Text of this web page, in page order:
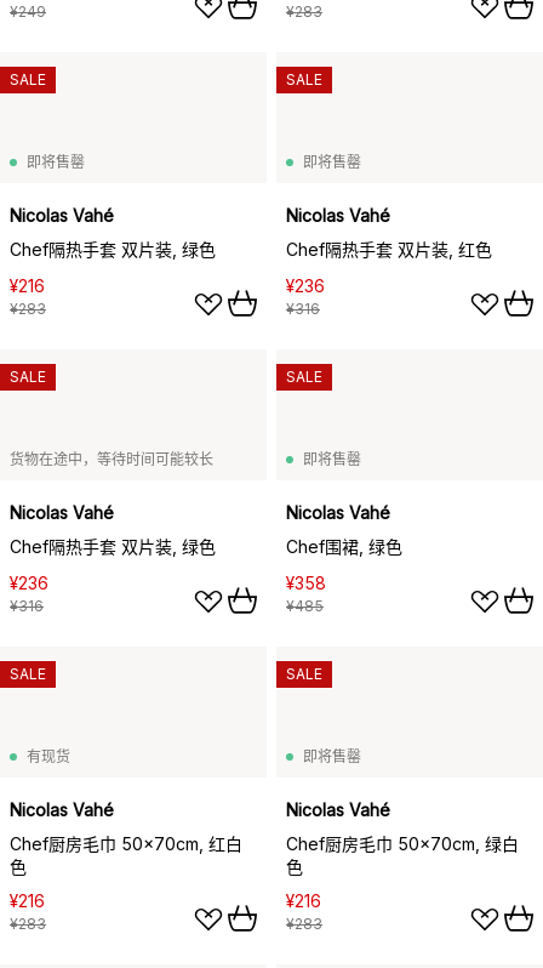
¥249 ¥283
即将售罄
Nicolas Vahé
Chef隔热手套 双片装, 绿色
¥216
¥283
SALE
即将售罄
Nicolas Vahé
Chef隔热手套 双片装, 红色
¥236
¥316
SALE
货物在途中，等待时间可能较长
Nicolas Vahé
Chef隔热手套 双片装, 绿色
¥236
¥316
SALE
即将售罄
Nicolas Vahé
Chef围裙, 绿色
¥358
¥485
SALE
有现货
Nicolas Vahé
Chef厨房毛巾 50x70cm, 红白
色
¥216
¥283
SALE
即将售罄
Nicolas Vahé
Chef厨房毛巾 50x70cm, 绿白
色
¥216
¥283
SALE